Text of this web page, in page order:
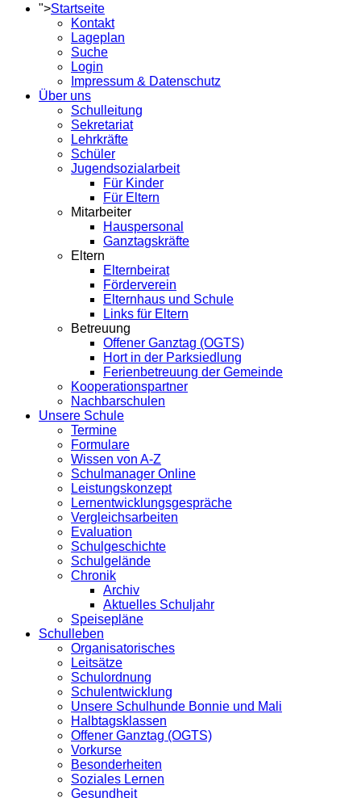
">Startseite
Kontakt
Lageplan
Suche
Login
Impressum & Datenschutz
Über uns
Schulleitung
Sekretariat
Lehrkräfte
Schüler
Jugendsozialarbeit
Für Kinder
Für Eltern
Mitarbeiter
Hauspersonal
Ganztagskräfte
Eltern
Elternbeirat
Förderverein
Elternhaus und Schule
Links für Eltern
Betreuung
Offener Ganztag (OGTS)
Hort in der Parksiedlung
Ferienbetreuung der Gemeinde
Kooperationspartner
Nachbarschulen
Unsere Schule
Termine
Formulare
Wissen von A-Z
Schulmanager Online
Leistungskonzept
Lernentwicklungsgespräche
Vergleichsarbeiten
Evaluation
Schulgeschichte
Schulgelände
Chronik
Archiv
Aktuelles Schuljahr
Speisepläne
Schulleben
Organisatorisches
Leitsätze
Schulordnung
Schulentwicklung
Unsere Schulhunde Bonnie und Mali
Halbtagsklassen
Offener Ganztag (OGTS)
Vorkurse
Besonderheiten
Soziales Lernen
Gesundheit